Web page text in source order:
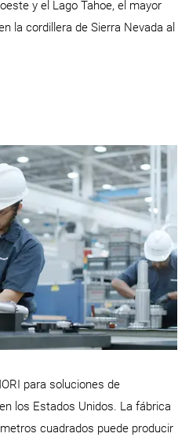
y el Lago Tahoe, el mayor
la cordillera de Sierra Nevada al
para soluciones de
los Estados Unidos. La fábrica
cuadrados puede producir